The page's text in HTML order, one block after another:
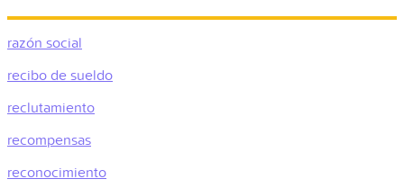
razón social
recibo de sueldo
reclutamiento
recompensas
reconocimiento